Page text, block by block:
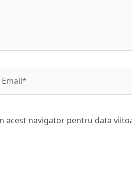
acest navigator pentru data